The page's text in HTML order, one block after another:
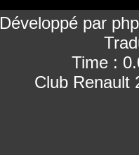
Développé par
Time :
Club Renault